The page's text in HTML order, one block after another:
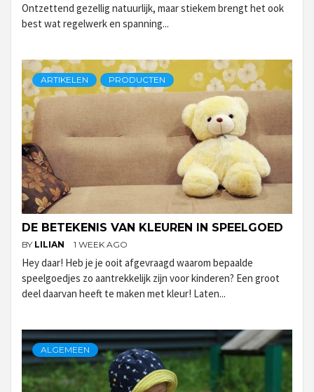
Ontzettend gezellig natuurlijk, maar stiekem brengt het ook
best wat regelwerk en spanning...
ARTIKELEN PRODUCTEN
DE BETEKENIS VAN KLEUREN IN SPEELGOED
BY LILIAN 1 WEEK AGO
Hey daar! Heb je je ooit afgevraagd waarom bepaalde
speelgoedjes zo aantrekkelijk zijn voor kinderen? Een groot
deel daarvan heeft te maken met kleur! Laten...
ALGEMEEN